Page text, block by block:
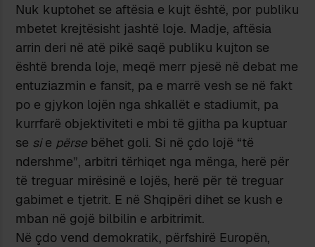
Nuk kuptohet se aftësia e kujt është, por publiku
mbetet krejtësisht jashtë loje. Madje, aftësia
arrin deri në atë pikë saqë publiku kujton se
është brenda loje, meqë merr pjesë në debat me
entuziazmin e fansit, pa e marrë vesh se në fakt
po e gjykon lojën nga shkallët e stadiumit, pa
kurrfarë objektiviteti e mbi të gjitha pa kuptuar
se sie përse bëhet goli. Si në çdo lojë “të
ndershme”, arbitri tërhiqet nga mënga, herë për
të treguar mirësinë e lojës, herë për të treguar
gabimet e tjetrit. E në Shqipëri dihet se kush e
mban në gojë bilbilin e arbitrimit.
Në çdo vend demokratik, përfshirë Europën,